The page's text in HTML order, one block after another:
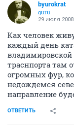
byurokrat
guru
29 июля 2008
Как человек
каждый день
владимировской
траснпорта там
огромных фур,
недождемся
направление
ОТВЕТИТЬ